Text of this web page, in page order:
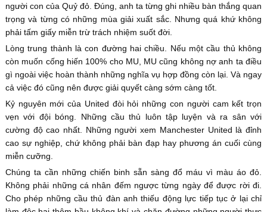
người con của Quỷ đỏ. Đúng, anh ta từng ghi nhiều bàn thắng quan
trọng và từng có những mùa giải xuất sắc. Nhưng quá khứ không
phải tấm giấy miễn trừ trách nhiệm suốt đời.
Lòng trung thành là con đường hai chiều. Nếu một cầu thủ không
còn muốn cống hiến 100% cho MU, MU cũng không nợ anh ta điều
gì ngoài việc hoàn thành những nghĩa vụ hợp đồng còn lại. Và ngay
cả việc đó cũng nên được giải quyết càng sớm càng tốt.
Kỷ nguyên mới của United đòi hỏi những con người cam kết trọn
vẹn với đội bóng. Những cầu thủ luôn tập luyện và ra sân với
cường độ cao nhất. Những người xem Manchester United là đỉnh
cao sự nghiệp, chứ không phải bàn đạp hay phương án cuối cùng
miễn cưỡng.
Chúng ta cần những chiến binh sẵn sàng đổ máu vì màu áo đỏ.
Không phải những cá nhân đếm ngược từng ngày để được rời đi.
Cho phép những cầu thủ đàn anh thiếu động lực tiếp tục ở lại chỉ